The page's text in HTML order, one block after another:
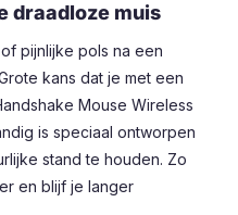
draadloze muis
pijnlijke pols na een
kans dat je met een
Mouse Wireless
is speciaal ontworpen
stand te houden. Zo
en blijf je langer